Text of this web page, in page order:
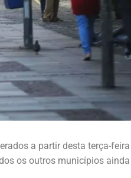
a partir desta terça-feira
os outros municípios ainda